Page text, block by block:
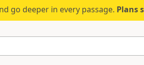
go deeper in every passage. Plans